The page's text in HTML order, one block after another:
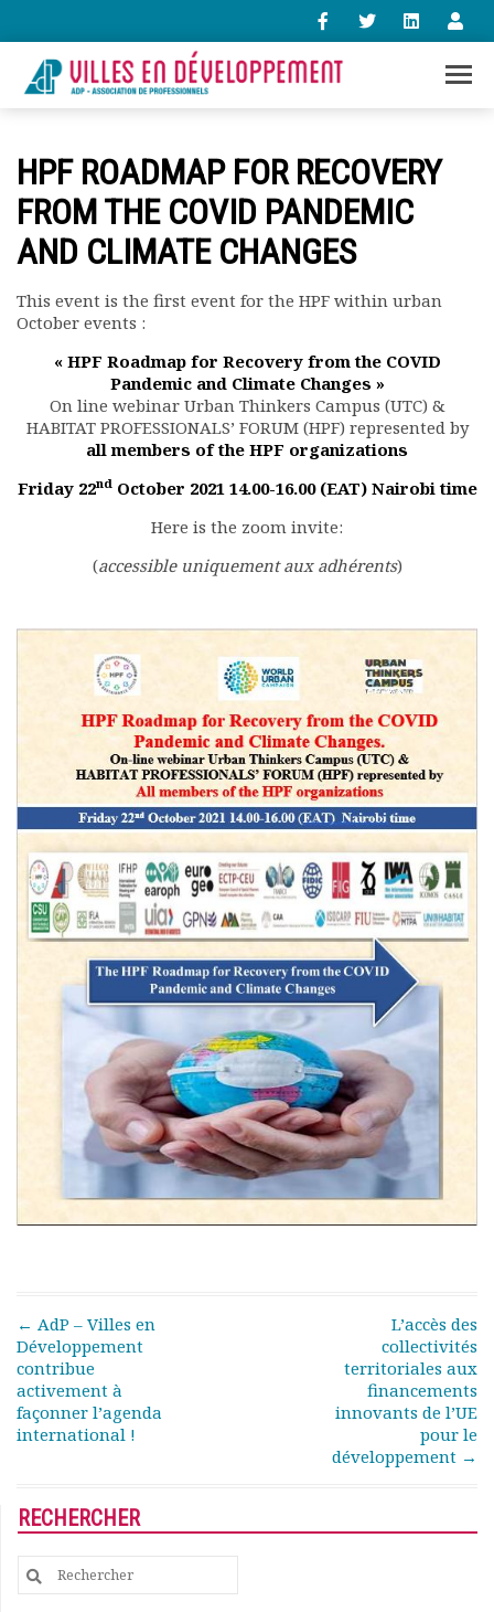
contact@villes-developpement.org
Accueil
Qui sommes-nous ?
Présentation vidéo
Le bureau
Statuts de l’association
Vie de l’association
Calendrier des activités
Assemblées générales
Comptes rendus mensuels
Rapports financiers
Nous rejoindre
Bulletins Villes en
développement
Nos actions
Podcast-AdP
Dîners débats
Journées d’études
Concours vidéo
Matinales
Nos partenaires
Evénements
Publications et rapports
Documents
Annuaire
Offres d’emploi
Actualités
Nous contacter
HPF ROADMAP FOR RECOVERY
FROM THE COVID PANDEMIC
AND CLIMATE CHANGES
This event is the first event for the HPF within urban
October events :
« HPF Roadmap for Recovery from the COVID
Pandemic and Climate Changes »
On line webinar Urban Thinkers Campus (UTC) &
HABITAT PROFESSIONALS’ FORUM (HPF) represented by
all members of the HPF organizations
Friday 22ndOctober 2021 14.00-16.00 (EAT) Nairobi time
Here is the zoom invite:
(accessible uniquement aux adhérents)
Post navigation
← AdP – Villes en
Développement
contribue
activement à
façonner l’agenda
international !
L’accès des
collectivités
territoriales aux
financements
innovants de l’UE
pour le
développement →
RECHERCHER
Search
for: